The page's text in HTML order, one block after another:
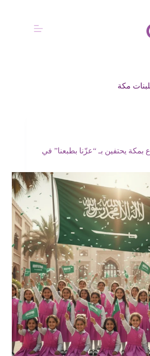
مكة
بمكة يحتفين بـ “عزّنا بطبعنا” في